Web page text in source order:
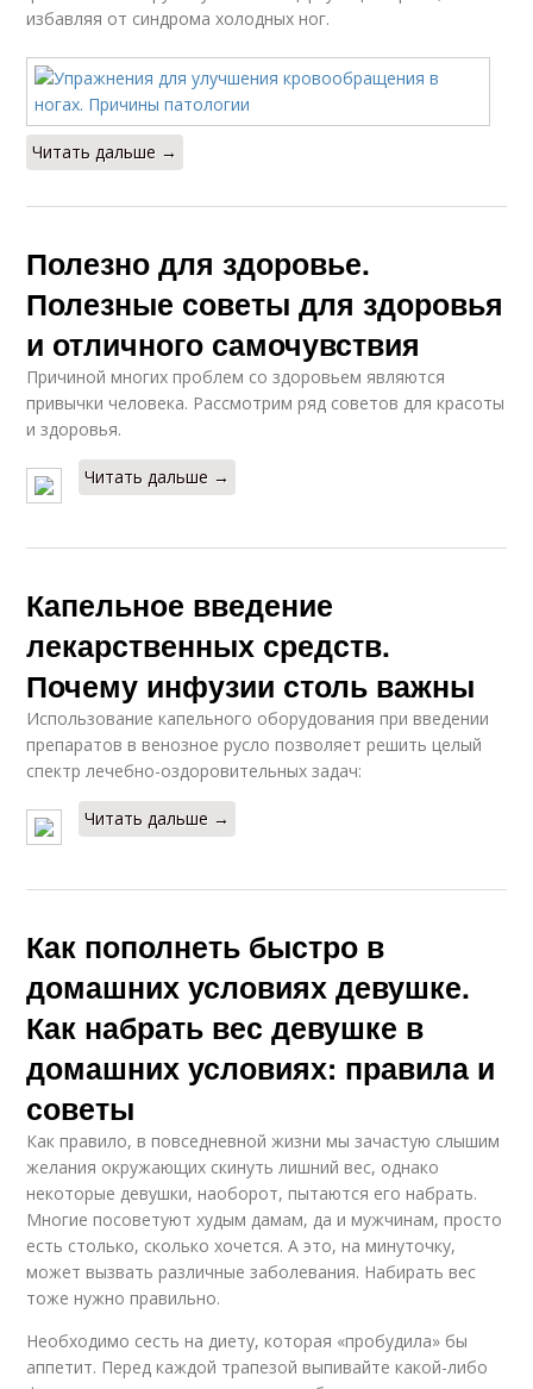
избавляя от синдрома холодных ног.
Читать дальше →
Полезно для здоровье.
Полезные советы для здоровья
и отличного самочувствия
Причиной многих проблем со здоровьем являются
привычки человека. Рассмотрим ряд советов для красоты
и здоровья.
Читать дальше →
Капельное введение
лекарственных средств.
Почему инфузии столь важны
Использование капельного оборудования при введении
препаратов в венозное русло позволяет решить целый
спектр лечебно-оздоровительных задач:
Читать дальше →
Как пополнеть быстро в
домашних условиях девушке.
Как набрать вес девушке в
домашних условиях: правила и
советы
Как правило, в повседневной жизни мы зачастую слышим
желания окружающих скинуть лишний вес, однако
некоторые девушки, наоборот, пытаются его набрать.
Многие посоветуют худым дамам, да и мужчинам, просто
есть столько, сколько хочется. А это, на минуточку,
может вызвать различные заболевания. Набирать вес
тоже нужно правильно.
Необходимо сесть на диету, которая «пробудила» бы
аппетит. Перед каждой трапезой выпивайте какой-либо